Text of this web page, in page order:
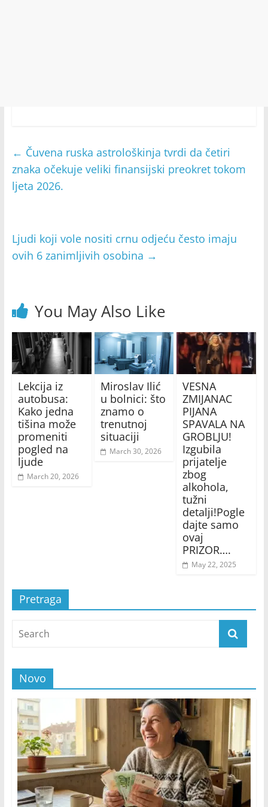
← Čuvena ruska astrološkinja tvrdi da četiri
znaka očekuje veliki finansijski preokret tokom
ljeta 2026.
Ljudi koji vole nositi crnu odjeću često imaju
ovih 6 zanimljivih osobina →
You May Also Like
Lekcija iz
autobusa:
Kako jedna
tišina može
promeniti
pogled na
ljude
March 20, 2026
Miroslav Ilić
u bolnici: što
znamo o
trenutnoj
situaciji
March 30, 2026
VESNA
ZMIJANAC
PIJANA
SPAVALA NA
GROBLJU!
Izgubila
prijatelje
zbog
alkohola,
tužni
detalji!Pogle
dajte samo
ovaj
PRIZOR….
May 22, 2025
Pretraga
Novo